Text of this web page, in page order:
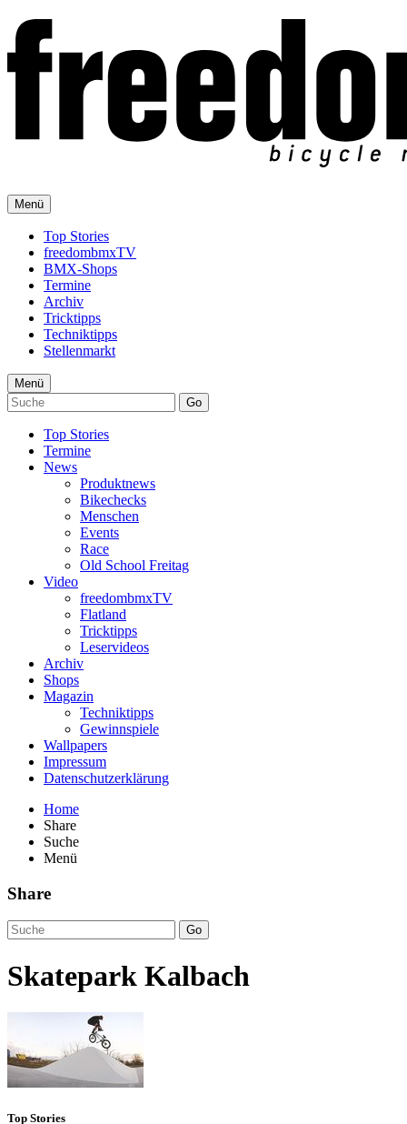
Menü
Top Stories
freedombmxTV
BMX-Shops
Termine
Archiv
Tricktipps
Techniktipps
Stellenmarkt
Menü
Go
Top Stories
Termine
News
Produktnews
Bikechecks
Menschen
Events
Race
Old School Freitag
Video
freedombmxTV
Flatland
Tricktipps
Leservideos
Archiv
Shops
Magazin
Techniktipps
Gewinnspiele
Wallpapers
Impressum
Datenschutzerklärung
Home
Share
Suche
Menü
Share
Go
Skatepark Kalbach
Top Stories